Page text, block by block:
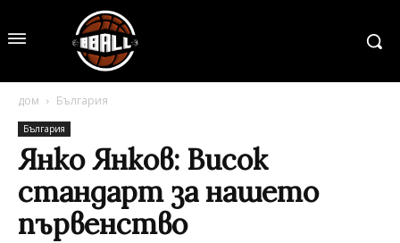
дом България
България
Янко Янков: Висок
стандарт за нашето
първенство